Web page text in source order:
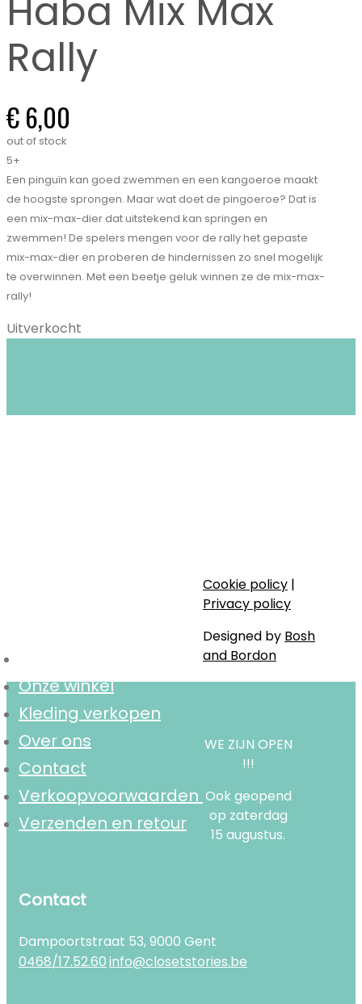
Haba Mix Max
Rally
€6,00
out of stock
5+
Een pinguïn kan goed zwemmen en een kangoeroe maakt
de hoogste sprongen. Maar wat doet de pingoeroe? Dat is
een mix-max-dier dat uitstekend kan springen en
zwemmen! De spelers mengen voor de rally het gepaste
mix-max-dier en proberen de hindernissen zo snel mogelijk
te overwinnen. Met een beetje geluk winnen ze de mix-max-
rally!
Uitverkocht
Onze winkel
Kleding verkopen
Over ons
Contact
Verkoopvoorwaarden
Verzenden en retour
Contact
Dampoortstraat 53, 9000 Gent
0468/17.52.60info@closetstories.be
Cookie policy |
Privacy policy
Designed by Bosh
and Bordon
WE ZIJN OPEN
!!!
Ook geopend
op zaterdag
15 augustus.